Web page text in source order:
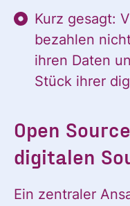
Kurz gesagt:
bezahlen
ihren Daten
Stück ihrer
Open
digitalen
Ein zentraler